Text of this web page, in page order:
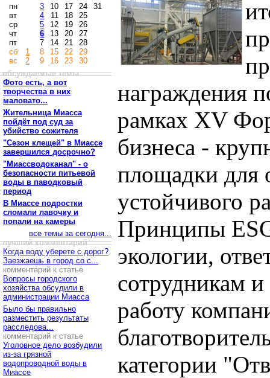
пн
вт
ср
чт
пт
сб
вс
1
2
3
4
5
6
7
8
9
10
11
12
13
14
15
16
17
18
19
20
21
22
23
24
25
26
27
28
29
30
31
обсуждаемые темы
Фото есть, а вот
творчества в них
маловато...
Жительница Миасса
пойдёт под суд за
убийство сожителя
"Сезон клещей" в Миассе
завершился досрочно?
"Миассводоканал" - о
безопасности питьевой
воды в паводковый
период
В Миассе подростки
сломали лавочку и
попали на камеры
все темы за сегодня...
лучший комментарий
Когда воду уберете с дорог?
Заезжаешь в город со с...
комментарий к статье
Вопросы городского
хозяйства обсудили в
администрации Миасса
Было бы правильно
разместить результаты
расследова...
комментарий к статье
Уголовное дело возбудили
из-за грязной
водопроводной воды в
Миассе
награждения
рамках XV
бизнеса -
площадки для
устойчивого
Принципы
экологии,
сотрудникам
работу
категории